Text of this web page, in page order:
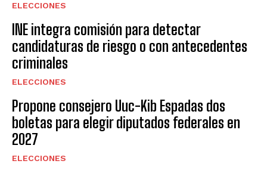
ELECCIONES
INE integra comisión para detectar
candidaturas de riesgo o con antecedentes
criminales
ELECCIONES
Propone consejero Uuc-Kib Espadas dos
boletas para elegir diputados federales en
2027
ELECCIONES